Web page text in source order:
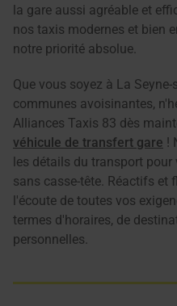
la gare aussi agréable et
nos taxis modernes et bien
notre priorité absolue.
Que vous soyez à La
communes avoisinantes,
Alliances Taxis 83 dès
véhicule de transfert gare !
les détails du transport
sans casse-tête. Réactifs et
l'écoute de toutes vos
termes d'horaires, de
personnelles.